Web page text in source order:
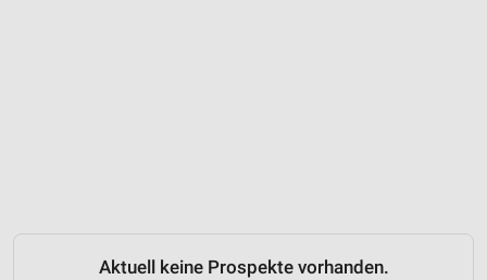
Aktuell keine Prospekte vorhanden.